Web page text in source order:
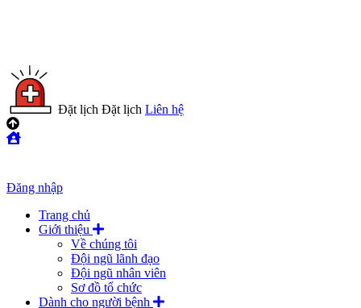
Đặt lịch Đặt lịch Liên hệ
Đăng nhập
Trang chủ
Giới thiệu
Về chúng tôi
Đội ngũ lãnh đạo
Đội ngũ nhân viên
Sơ đồ tổ chức
Dành cho người bệnh